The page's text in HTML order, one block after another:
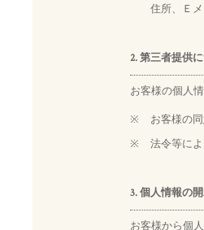
住所、Ｅ
2. 第三者提供
お客様の個人
※
お客様の
※
法令等に
3. 個人情報の
お客様から個